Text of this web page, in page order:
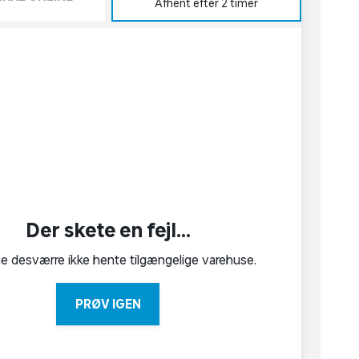
Afhent efter 2 timer
Der skete en fejl...
desværre ikke hente tilgængelige varehuse.
PRØV IGEN